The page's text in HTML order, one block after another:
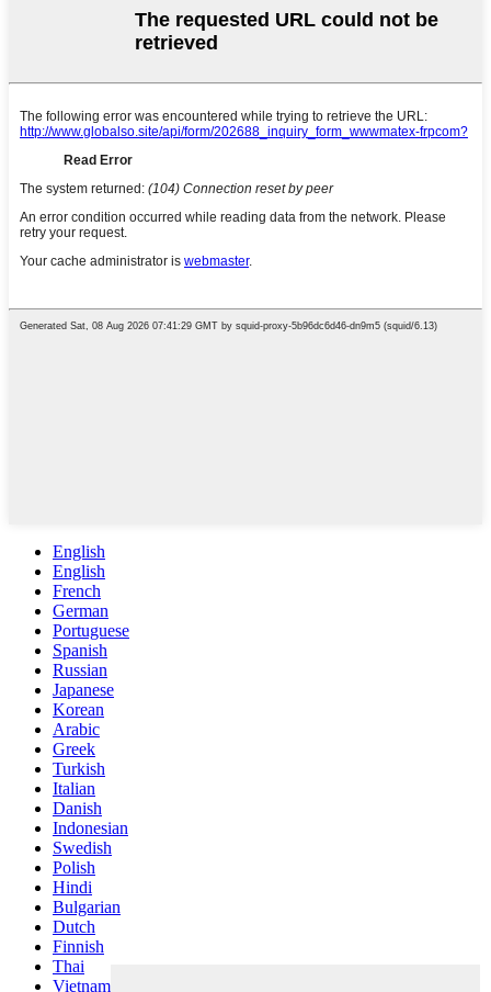
English
English
French
German
Portuguese
Spanish
Russian
Japanese
Korean
Arabic
Greek
Turkish
Italian
Danish
Indonesian
Swedish
Polish
Hindi
Bulgarian
Dutch
Finnish
Thai
Vietnamese